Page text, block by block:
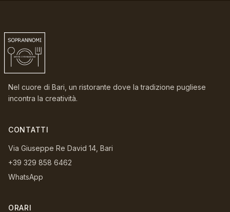
Nel cuore di Bari, un ristorante dove la tradizione pugliese
incontra la creatività.
CONTATTI
Via Giuseppe Re David 14, Bari
+39 329 858 6462
WhatsApp
ORARI